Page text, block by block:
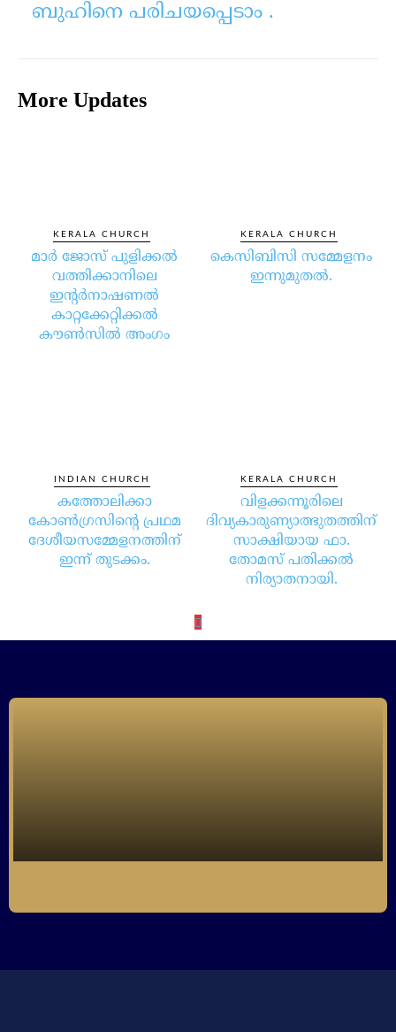
ബുഹിനെ പരിചയപ്പെടാം .
More Updates
KERALA CHURCH
മാര്‍ ജോസ് പുളിക്കല്‍
വത്തിക്കാനിലെ
ഇന്റര്‍നാഷണല്‍
കാറ്റക്കേറ്റിക്കല്‍
കൗണ്‍സില്‍ അംഗം
KERALA CHURCH
കെസിബിസി സമ്മേളനം
ഇന്നുമുതല്‍.
INDIAN CHURCH
കത്തോലിക്കാ
കോണ്‍ഗ്രസിന്റെ പ്രഥമ
ദേശീയസമ്മേളനത്തിന്
ഇന്ന് തുടക്കം.
KERALA CHURCH
വിളക്കന്നൂരിലെ
ദിവ്യകാരുണ്യാത്ഭുതത്തിന്
സാക്ഷിയായ ഫാ.
തോമസ് പതിക്കല്‍
നിര്യാതനായി.